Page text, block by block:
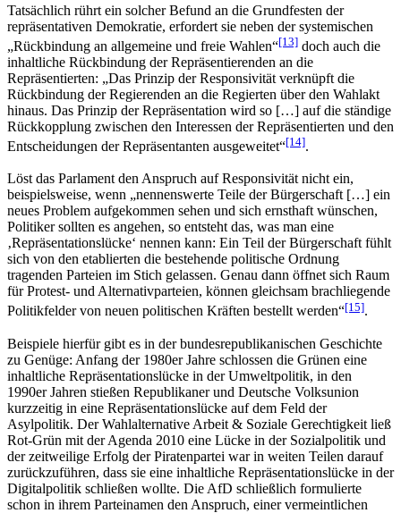
Tatsächlich rührt ein solcher Befund an die Grundfesten der
repräsentativen Demokratie, erfordert sie neben der systemischen
„Rückbindung an allgemeine und freie Wahlen“[13] doch auch die
inhaltliche Rückbindung der Repräsentierenden an die
Repräsentierten: „Das Prinzip der Responsivität verknüpft die
Rückbindung der Regierenden an die Regierten über den Wahlakt
hinaus. Das Prinzip der Repräsentation wird so […] auf die ständige
Rückkopplung zwischen den Interessen der Repräsentierten und den
Entscheidungen der Repräsentanten ausgeweitet“[14].
Löst das Parlament den Anspruch auf Responsivität nicht ein,
beispielsweise, wenn „nennenswerte Teile der Bürgerschaft […] ein
neues Problem aufgekommen sehen und sich ernsthaft wünschen,
Politiker sollten es angehen, so entsteht das, was man eine
‚Repräsentationslücke‘ nennen kann: Ein Teil der Bürgerschaft fühlt
sich von den etablierten die bestehende politische Ordnung
tragenden Parteien im Stich gelassen. Genau dann öffnet sich Raum
für Protest- und Alternativparteien, können gleichsam brachliegende
Politikfelder von neuen politischen Kräften bestellt werden“[15].
Beispiele hierfür gibt es in der bundesrepublikanischen Geschichte
zu Genüge: Anfang der 1980er Jahre schlossen die Grünen eine
inhaltliche Repräsentationslücke in der Umweltpolitik, in den
1990er Jahren stießen Republikaner und Deutsche Volksunion
kurzzeitig in eine Repräsentationslücke auf dem Feld der
Asylpolitik. Der Wahlalternative Arbeit & Soziale Gerechtigkeit ließ
Rot-Grün mit der Agenda 2010 eine Lücke in der Sozialpolitik und
der zeitweilige Erfolg der Piratenpartei war in weiten Teilen darauf
zurückzuführen, dass sie eine inhaltliche Repräsentationslücke in der
Digitalpolitik schließen wollte. Die AfD schließlich formulierte
schon in ihrem Parteinamen den Anspruch, einer vermeintlichen